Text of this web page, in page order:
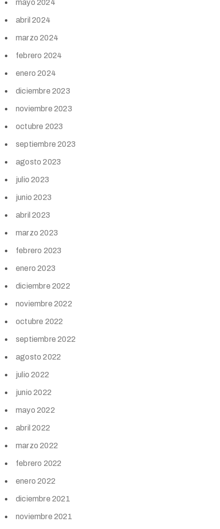
mayo 2024
abril 2024
marzo 2024
febrero 2024
enero 2024
diciembre 2023
noviembre 2023
octubre 2023
septiembre 2023
agosto 2023
julio 2023
junio 2023
abril 2023
marzo 2023
febrero 2023
enero 2023
diciembre 2022
noviembre 2022
octubre 2022
septiembre 2022
agosto 2022
julio 2022
junio 2022
mayo 2022
abril 2022
marzo 2022
febrero 2022
enero 2022
diciembre 2021
noviembre 2021